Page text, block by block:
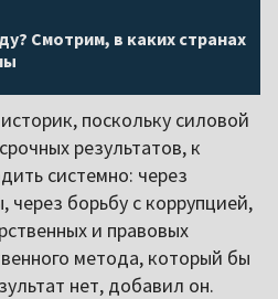
Смотрим, в каких странах
поскольку силовой
результатов, к
системно: через
через борьбу с коррупцией,
и правовых
метода, который бы
нет, добавил он.